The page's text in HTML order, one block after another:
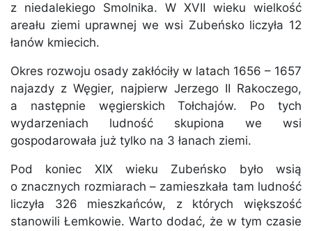
z niedalekiego Smolnika. W XVII wieku wielkość
areału ziemi uprawnej we wsi Zubeńsko liczyła 12
łanów kmiecich.
Okres rozwoju osady zakłóciły w latach 1656 – 1657
najazdy z Węgier, najpierw Jerzego II Rakoczego,
a następnie węgierskich Tołchajów. Po tych
wydarzeniach ludność skupiona we wsi
gospodarowała już tylko na 3 łanach ziemi.
Pod koniec XIX wieku Zubeńsko było wsią
o znacznych rozmiarach – zamieszkała tam ludność
liczyła 326 mieszkańców, z których większość
stanowili Łemkowie. Warto dodać, że w tym czasie